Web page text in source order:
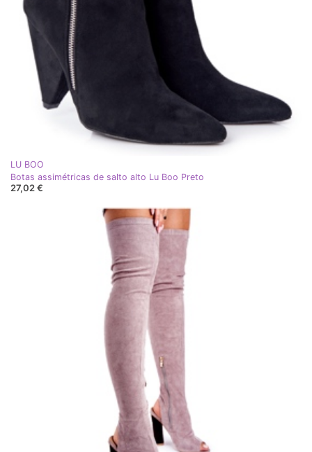
LU BOO
Botas assimétricas de salto alto Lu Boo Preto
27,02 €